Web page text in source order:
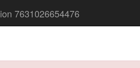
7631026654476